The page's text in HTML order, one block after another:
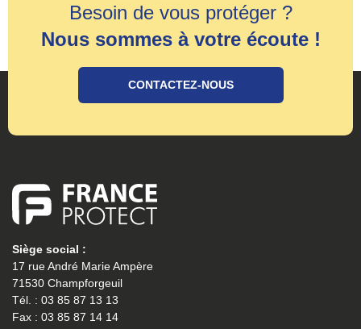
Besoin de vous protéger ?
Nous sommes à votre écoute !
CONTACTEZ-NOUS
Siège social :
17 rue André Marie Ampère
71530 Champforgeuil
Tél. : 03 85 87 13 13
Fax : 03 85 87 14 14